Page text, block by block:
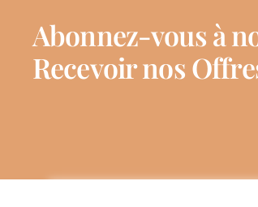
Abonnez-vous à
Recevoir nos